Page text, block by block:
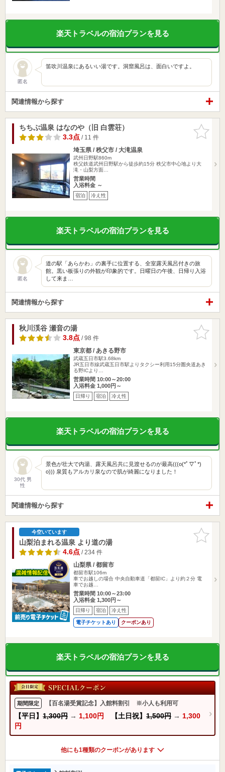
楽天トラベルの宿泊プランを見る
匿名
笛吹川温泉にあるいい湯です。洞窟風呂は、面白いですよ。
関連情報から探す
お気に入
りに追加
ちちぶ温泉 はなのや（旧 白雲荘）
3.3点/ 11 件
埼玉県 / 秩父市 / 大滝温泉
武州日野駅860m
秩父鉄道武州日野駅から徒歩約15分 秩父市中心地より大
滝・山梨方面…
営業時間
入浴料金 ～
宿泊 冷え性
楽天トラベルの宿泊プランを見る
匿名
道の駅「あらかわ」の裏手に位置する、全室露天風呂付きの旅
館。黒い板張りの外観が印象的です。日曜日の午後、日帰り入浴
して来ま…
関連情報から探す
お気に入
りに追加
秋川渓谷 瀬音の湯
3.8点/ 98 件
東京都 / あきる野市
武蔵五日市駅3.68km
JR五日市線武蔵五日市駅よりタクシー利用15分圏央道あき
る野ICより…
営業時間 10:00～20:00
入浴料金 1,000円～
日帰り 宿泊 冷え性
楽天トラベルの宿泊プランを見る
30代 男
性
景色が壮大で内湯、露天風呂共に見渡せるのが最高(((o(*ﾟ▽ﾟ*)
o))) 泉質もアルカリ泉なので肌が綺麗になりました！
関連情報から探す
お気に入
りに追加
今空いています
山梨泊まれる温泉 より道の湯
4.6点/ 234 件
山梨県 / 都留市
都留市駅106m
車でお越しの場合 中央自動車道「都留IC」より約２分 電
車でお越…
営業時間 10:00～23:00
入浴料金 1,300円～
日帰り 宿泊 冷え性
電子チケットあり クーポンあり
楽天トラベルの宿泊プランを見る
期間限定 【百名湯受賞記念】入館料割引 ※小人も利用可
【平日】 1,300円 → 1,100円 【土日祝】 1,500円 → 1,300
円
他にも1種類のクーポンがあります